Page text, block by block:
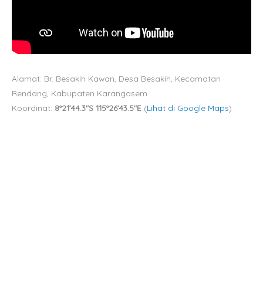
Alamat: Br. Besakih Kawan, Desa Besakih, Kecamatan
Rendang, Kabupaten Karangasem
Koordinat: 8°21’44.3″S 115°26’43.5″E (Lihat di Google Maps)